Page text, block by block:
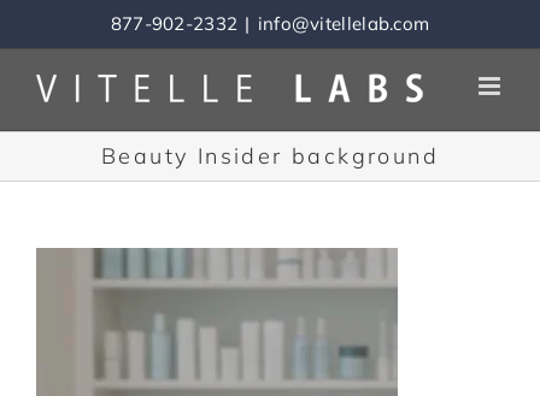
to
content
877-902-2332 | info@vitellelab.com
Beauty Insider background